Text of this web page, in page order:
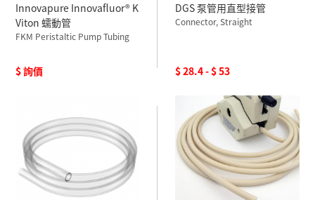
Innovapure Innovafluor® K
Viton 蠕動管
FKM Peristaltic Pump Tubing
$ 詢價
DGS 泵管用直型接管
Connector, Straight
$ 28.4 - $ 53